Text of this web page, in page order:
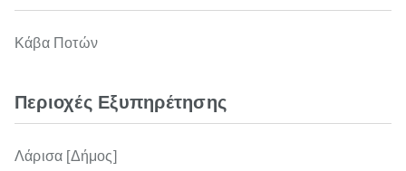
Κάβα Ποτών
Περιοχές Εξυπηρέτησης
Λάρισα [Δήμος]